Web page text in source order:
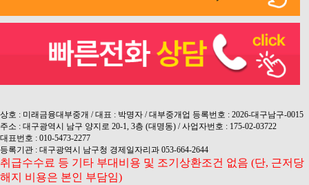
상호 : 미래금융대부중개 / 대표 : 박명자 / 대부중개업 등록번호 : 2026-대구남구-0015
주소 : 대구광역시 남구 양지로 20-1, 3층 (대명동) / 사업자번호 : 175-02-03722
대표번호 : 010-5473-2277
등록기관 : 대구광역시 남구청 경제일자리과 053-664-2644
취급수수료 등 기타 부대비용 및 조기상환조건 없음 (단, 근저당
해지 비용은 본인 부담임)